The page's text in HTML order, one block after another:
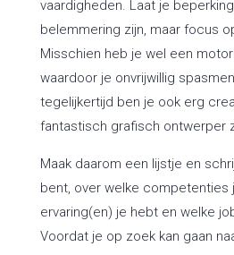
vaardigheden. Laat je
belemmering zijn, maar focus
Misschien heb je wel een
waardoor je onvrijwillig
tegelijkertijd ben je ook erg
fantastisch grafisch ontwerper
Maak daarom een lijstje en
bent, over welke competenties
ervaring(en) je hebt en welke
Voordat je op zoek kan gaan